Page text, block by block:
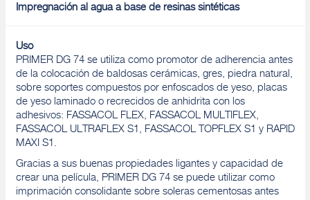
Impregnación al agua a base de resinas sintéticas
Uso
PRIMER DG 74 se utiliza como promotor de adherencia antes
de la colocación de baldosas cerámicas, gres, piedra natural,
sobre soportes compuestos por enfoscados de yeso, placas
de yeso laminado o recrecidos de anhidrita con los
adhesivos: FASSACOL FLEX, FASSACOL MULTIFLEX,
FASSACOL ULTRAFLEX S1, FASSACOL TOPFLEX S1 y RAPID
MAXI S1.
Gracias a sus buenas propiedades ligantes y capacidad de
crear una película, PRIMER DG 74 se puede utilizar como
imprimación consolidante sobre soleras cementosas antes